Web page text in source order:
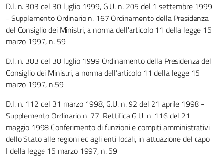
D.l. n. 303 del 30 luglio 1999, G.U. n. 205 del 1 settembre 1999
- Supplemento Ordinario n. 167 Ordinamento della Presidenza
del Consiglio dei Ministri, a norma dell'articolo 11 della legge 15
marzo 1997, n. 59
D.l. n. 303 del 30 luglio 1999 Ordinamento della Presidenza del
Consiglio dei Ministri, a norma dell’articolo 11 della legge 15
marzo 1997, n.59
D.l. n. 112 del 31 marzo 1998, G.U. n. 92 del 21 aprile 1998 -
Supplemento Ordinario n. 77. Rettifica G.U. n. 116 del 21
maggio 1998 Conferimento di funzioni e compiti amministrativi
dello Stato alle regioni ed agli enti locali, in attuazione del capo
I della legge 15 marzo 1997, n. 59